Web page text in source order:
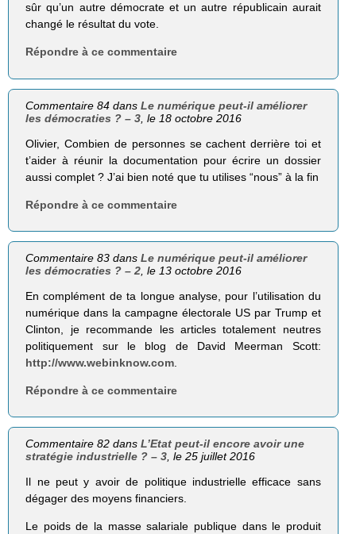
sûr qu’un autre démocrate et un autre républicain aurait
changé le résultat du vote.
Répondre à ce commentaire
Commentaire 84 dansLe numérique peut-il améliorer
les démocraties ? – 3 , le 18 octobre 2016
Olivier, Combien de personnes se cachent derrière toi et
t’aider à réunir la documentation pour écrire un dossier
aussi complet ? J’ai bien noté que tu utilises “nous” à la fin
Répondre à ce commentaire
Commentaire 83 dansLe numérique peut-il améliorer
les démocraties ? – 2 , le 13 octobre 2016
En complément de ta longue analyse, pour l’utilisation du
numérique dans la campagne électorale US par Trump et
Clinton, je recommande les articles totalement neutres
politiquement sur le blog de David Meerman Scott:
http://www.webinknow.com
Répondre à ce commentaire
Commentaire 82 dansL’Etat peut-il encore avoir une
stratégie industrielle ? – 3 , le 25 juillet 2016
Il ne peut y avoir de politique industrielle efficace sans
dégager des moyens financiers.
Le poids de la masse salariale publique dans le produit